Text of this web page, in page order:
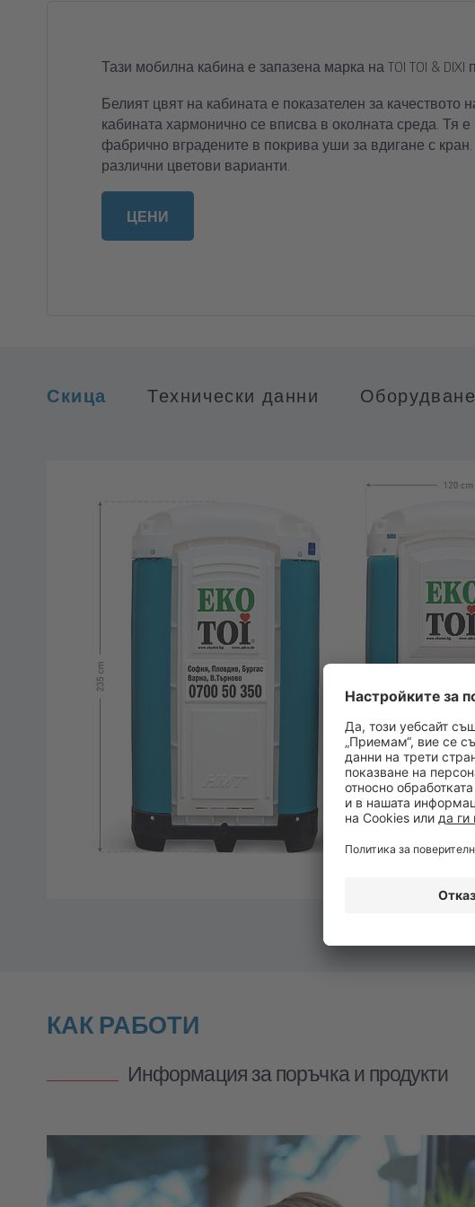
Тази мобилна кабина е запазена марка на TOI TOI &
Белият цвят на кабината е показателен за
кабината хармонично се вписва в околната среда. Тя
фабрично вградените в покрива уши за вдигане с
различни цветови варианти.
ЦЕНИ
Скица Технически данни Оборудване
двойна вентилация
Вградена ключалка
Устойчиво подово покритие, което не
подхлъзване
Обозначение “Мъже/ Жени”
Знак “Заето”
КАК РАБОТИ
Информация за поръчка и продукти